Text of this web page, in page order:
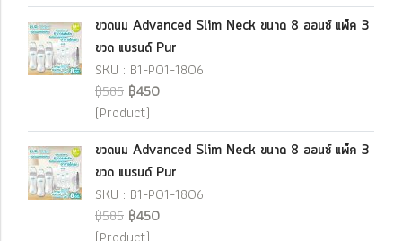
ขวดนม Advanced Slim Neck ขนาด 8 ออนซ์ แพ็ค 3
ขวด แบรนด์ Pur
SKU : B1-P01-1806
฿585 ฿450
(Product)
ขวดนม Advanced Slim Neck ขนาด 8 ออนซ์ แพ็ค 3
ขวด แบรนด์ Pur
SKU : B1-P01-1806
฿585 ฿450